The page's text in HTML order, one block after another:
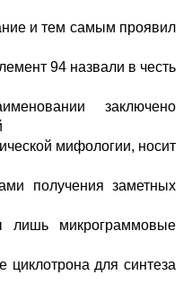
и тем самым проявил
94 назвали в честь
заключено
мифологии, носит
получения заметных
лишь микрограммовые
циклотрона для синтеза